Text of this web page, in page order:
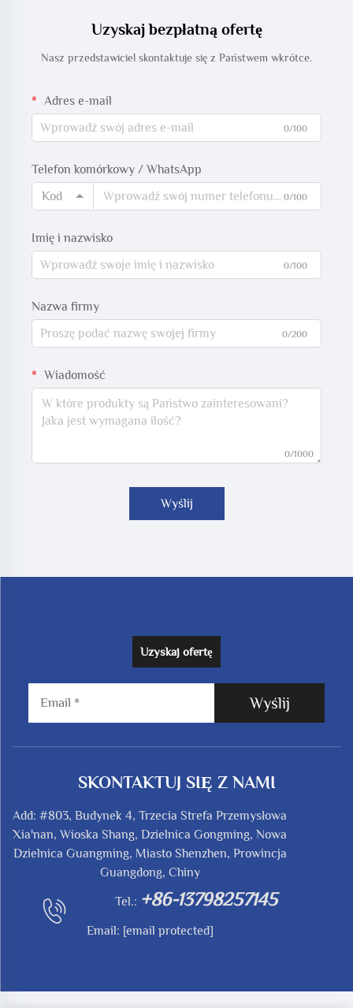
Uzyskaj bezpłatną ofertę
Nasz przedstawiciel skontaktuje się z Państwem wkrótce.
Adres e-mail
0/100
Telefon komórkowy / WhatsApp
Kod
0/100
Imię i nazwisko
0/100
Nazwa firmy
0/200
Wiadomość
0/1000
Wyślij
Uzyskaj ofertę
Wyślij
SKONTAKTUJ SIĘ Z NAMI
Add: #803, Budynek 4, Trzecia Strefa Przemysłowa
Xia'nan, Wioska Shang, Dzielnica Gongming, Nowa
Dzielnica Guangming, Miasto Shenzhen, Prowincja
Guangdong, Chiny
Tel.: +86-13798257145
Email: [email protected]